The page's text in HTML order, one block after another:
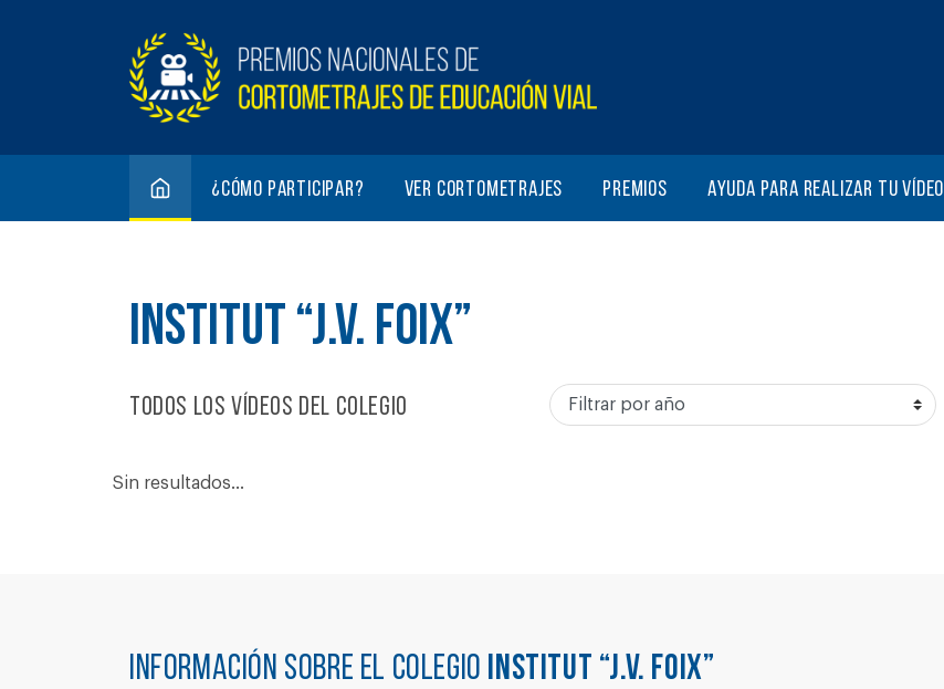
¿Cómo participar? Ver cortometrajes Premios Ayuda para realizar tu vídeo
INSTITUT “J.V. FOIX”
Todos los vídeos del colegio
Sin resultados...
Información sobre el colegio INSTITUT “J.V. FOIX”